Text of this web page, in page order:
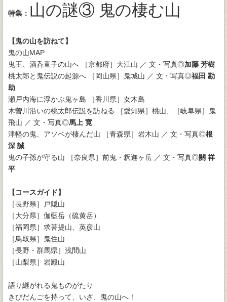
特集： 山の謎③ 鬼の棲む山
【鬼の山を訪ねて】
鬼の山MAP
鬼王、酒呑童子の山へ ［京都府］大江山 ／ 文・写真◎加藤 芳樹
桃太郎と鬼伝説の起源へ ［岡山県］鬼城山 ／ 文・写真◎福田 勘
助
瀬戸内海に浮かぶ鬼ヶ島 ［香川県］女木島
木曽川沿いの桃太郎伝説を訪ねる ［愛知県］桃山、［岐阜県］鬼
飛山 ／ 文・写真◎馬上 寛
津軽の鬼、アソベが棲んだ山 ［青森県］岩木山 ／ 文・写真◎根
深 誠
鬼の子孫が守る山 ［奈良県］前鬼・釈迦ヶ岳 ／ 文・写真◎關 祥
平
【コースガイド】
［長野県］戸隠山
［大分県］伽藍岳（硫黄岳）
［福岡県］求菩提山、英彦山
［鳥取県］鬼住山
［長野・群馬県］浅間山
［山梨県］岩殿山
語り継がれる鬼ものがたり
きびだんごを持って、いざ、鬼の山へ！